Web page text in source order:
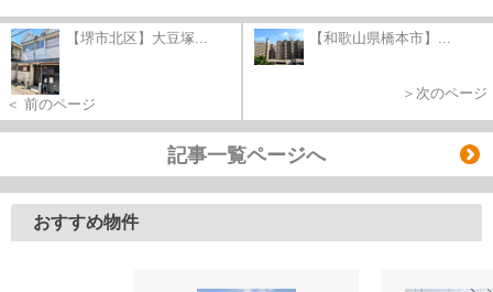
【堺市北区】大豆塚...
＜ 前のページ
【和歌山県橋本市】...
＞次のページ
記事一覧ページへ
おすすめ物件